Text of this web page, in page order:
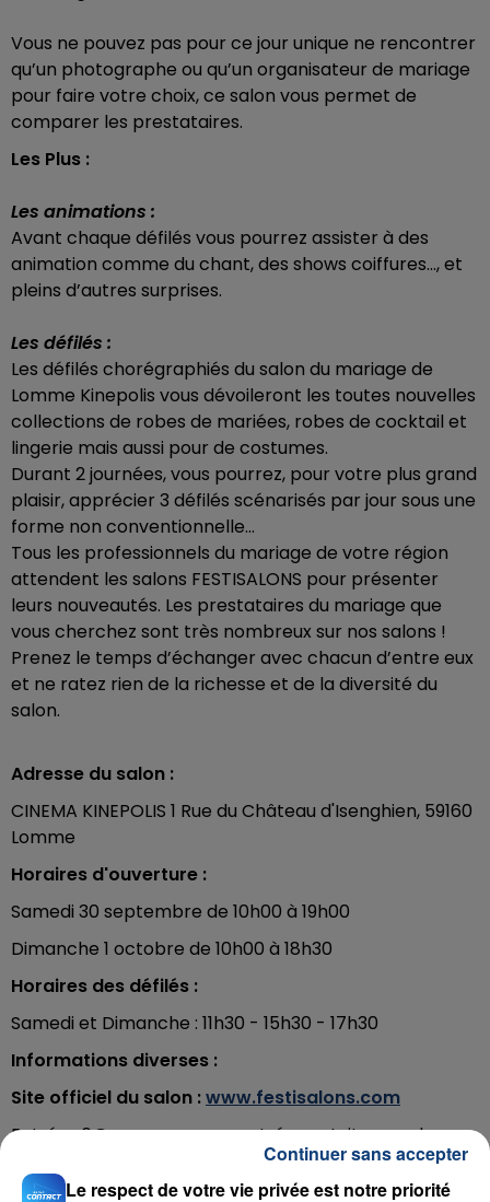
Vous ne pouvez pas pour ce jour unique ne rencontrer
qu’un photographe ou qu’un organisateur de mariage
pour faire votre choix, ce salon vous permet de
comparer les prestataires.
Les Plus :
Les animations :
Avant chaque défilés vous pourrez assister à des
animation comme du chant, des shows coiffures…, et
pleins d’autres surprises.
Les défilés :
Les défilés chorégraphiés du salon du mariage de
Lomme Kinepolis vous dévoileront les toutes nouvelles
collections de robes de mariées, robes de cocktail et
lingerie mais aussi pour de costumes.
Durant 2 journées, vous pourrez, pour votre plus grand
plaisir, apprécier 3 défilés scénarisés par jour sous une
forme non conventionnelle...
Tous les professionnels du mariage de votre région
attendent les salons FESTISALONS pour présenter
leurs nouveautés. Les prestataires du mariage que
vous cherchez sont très nombreux sur nos salons !
Prenez le temps d’échanger avec chacun d’entre eux
et ne ratez rien de la richesse et de la diversité du
salon.
Adresse du salon :
CINEMA KINEPOLIS 1 Rue du Château d'Isenghien, 59160
Lomme
Horaires d'ouverture :
Samedi 30 septembre de 10h00 à 19h00
Dimanche 1 octobre de 10h00 à 18h30
Horaires des défilés :
Samedi et Dimanche : 11h30 - 15h30 - 17h30
Informations diverses :
Site officiel du salon :www.festisalons.com
Entrée : 6€ par personne, entrée gratuite pour les
moins de 16 ans accompagnés de leurs parents
Le respect de votre vie privée est notre priorité
Continuer sans accepter